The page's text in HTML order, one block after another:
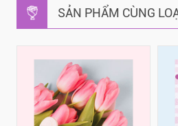
SẢN PHẨM CÙNG